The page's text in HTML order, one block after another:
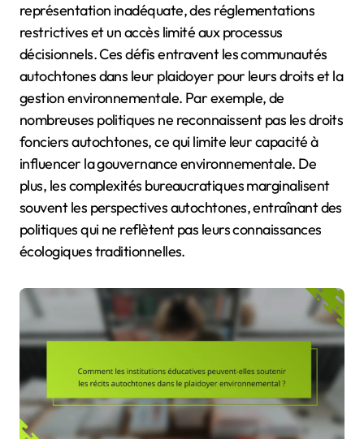
représentation inadéquate, des réglementations
restrictives et un accès limité aux processus
décisionnels. Ces défis entravent les communautés
autochtones dans leur plaidoyer pour leurs droits et la
gestion environnementale. Par exemple, de
nombreuses politiques ne reconnaissent pas les droits
fonciers autochtones, ce qui limite leur capacité à
influencer la gouvernance environnementale. De
plus, les complexités bureaucratiques marginalisent
souvent les perspectives autochtones, entraînant des
politiques qui ne reflètent pas leurs connaissances
écologiques traditionnelles.